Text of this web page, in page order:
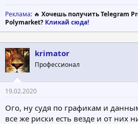
Реклама: 🔥 Хочешь получить Telegram
Polymarket? Кликай сюда!
krimator
Профессионал
19.02.2020
Ого, ну судя по графикам и
все же риски есть везде и от них